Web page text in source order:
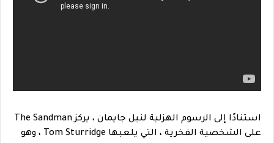
استنادًا إلى الرسوم الهزلية لنيل جايمان ، يركز The Sandman
على الشخصية الفخرية ، التي يلعبها Tom Sturridge ، وهو